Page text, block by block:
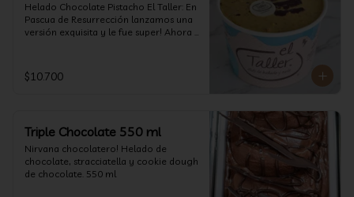
Helado Chocolate Pistacho El Taller: En
Pascua de Resurrección lanzamos una
versión exquisita y le fue super! Ahora
calidad, al centro una bomba de
chocolate blanco relleno de crema de
$10.700
Triple Chocolate 550 ml
Nirvana chocolatero! Helado de
chocolate, stracciatella y cookie dough
de chocolate. 550 ml